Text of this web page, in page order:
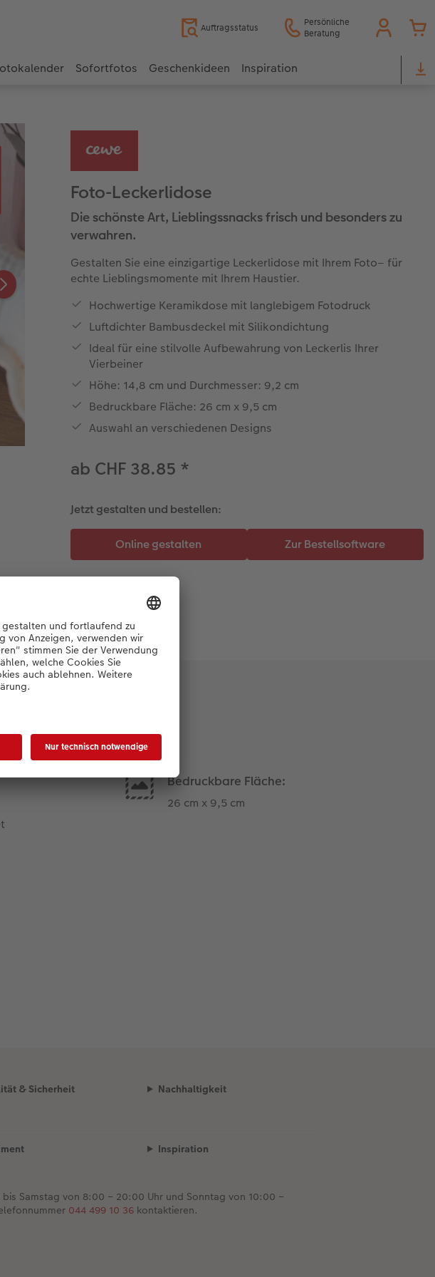
Auftragsstatus
Persönliche
Beratung
Sofortfotos Geschenkideen Inspiration
Foto-Leckerlidose
Die schönste Art, Lieblingssnacks frisch und besonders zu
verwahren.
Gestalten Sie eine einzigartige Leckerlidose mit Ihrem Foto– für
echte Lieblingsmomente mit Ihrem Haustier.
Hochwertige Keramikdose mit langlebigem Fotodruck
Luftdichter Bambusdeckel mit Silikondichtung
Ideal für eine stilvolle Aufbewahrung von Leckerlis Ihrer
Vierbeiner
Höhe: 14,8 cm und Durchmesser: 9,2 cm
Bedruckbare Fläche: 26 cm x 9,5 cm
Auswahl an verschiedenen Designs
ab CHF 38.85 *
Jetzt gestalten und bestellen:
Bedruckbare Fläche:
26 cm x 9,5 cm
& Sicherheit Nachhaltigkeit
Inspiration
Samstag von 8:00 – 20:00 Uhr und Sonntag von 10:00 –
044 499 10 36 kontaktieren.